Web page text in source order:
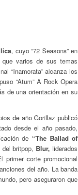
, cuyo “72 Seasons” en
que varios de sus temas
“Inamorata” alcanza los
“Atum” A Rock Opera
de una orientación en su
de año Gorillaz publicó
desde el año pasado,
de “The Ballad of
britpop, Blur, liderados
primer corte promocional
del año. La banda
pero aseguraron que